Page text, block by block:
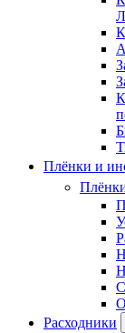
Плёнки и
Расходники